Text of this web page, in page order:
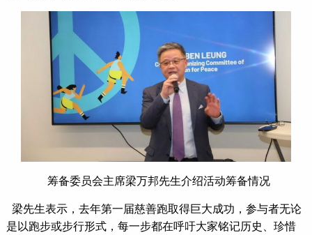
筹备委员会主席梁万邦先生介绍活动筹备情况
梁先生表示，去年第一届慈善跑取得巨大成功，参与者无论
是以跑步或步行形式，每一步都在呼吁大家铭记历史、珍惜